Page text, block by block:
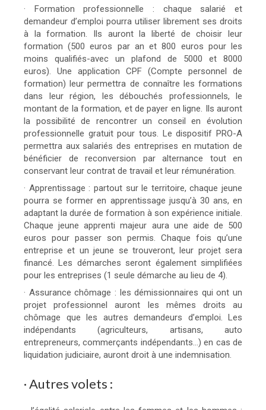
· Formation professionnelle : chaque salarié et
demandeur d’emploi pourra utiliser librement ses droits
à la formation. Ils auront la liberté de choisir leur
formation (500 euros par an et 800 euros pour les
moins qualifiés-avec un plafond de 5000 et 8000
euros). Une application CPF (Compte personnel de
formation) leur permettra de connaître les formations
dans leur région, les débouchés professionnels, le
montant de la formation, et de payer en ligne. Ils auront
la possibilité de rencontrer un conseil en évolution
professionnelle gratuit pour tous. Le dispositif PRO-A
permettra aux salariés des entreprises en mutation de
bénéficier de reconversion par alternance tout en
conservant leur contrat de travail et leur rémunération.
· Apprentissage : partout sur le territoire, chaque jeune
pourra se former en apprentissage jusqu’à 30 ans, en
adaptant la durée de formation à son expérience initiale.
Chaque jeune apprenti majeur aura une aide de 500
euros pour passer son permis. Chaque fois qu’une
entreprise et un jeune se trouveront, leur projet sera
financé. Les démarches seront également simplifiées
pour les entreprises (1 seule démarche au lieu de 4).
· Assurance chômage : les démissionnaires qui ont un
projet professionnel auront les mêmes droits au
chômage que les autres demandeurs d’emploi. Les
indépendants (agriculteurs, artisans, auto
entrepreneurs, commerçants indépendants…) en cas de
liquidation judiciaire, auront droit à une indemnisation.
· Autres volets :